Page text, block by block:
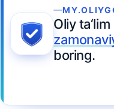
Oliy
boring.